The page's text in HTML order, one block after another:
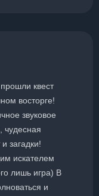
квест
восторге!
звуковое
чудесная
загадки!
искателем
лишь игра) В
и